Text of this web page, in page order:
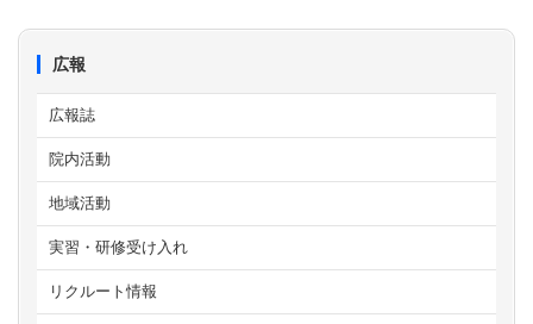
広報
広報誌
院内活動
地域活動
実習・研修受け入れ
リクルート情報